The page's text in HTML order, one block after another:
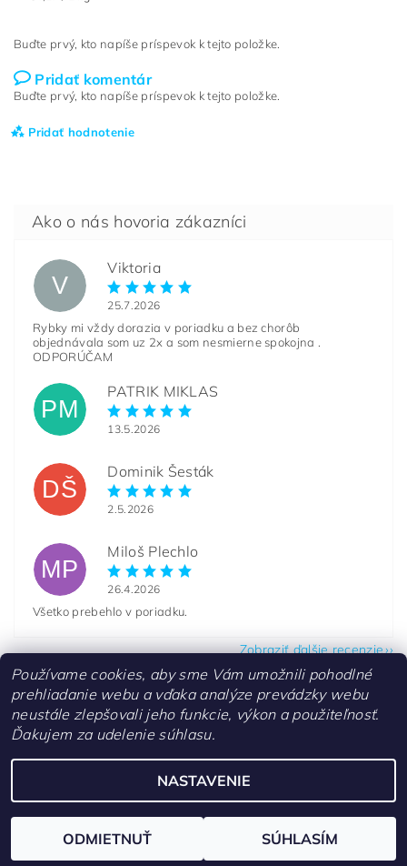
Buďte prvý, kto napíše príspevok k tejto položke.
Pridať komentár
Buďte prvý, kto napíše príspevok k tejto položke.
Pridať hodnotenie
V
Viktoria
25.7.2026
Rybky mi vždy dorazia v poriadku a bez chorôb
objednávala som uz 2x a som nesmierne spokojna .
ODPORÚČAM
PM
PATRIK MIKLAS
13.5.2026
DŠ
Dominik Šesták
2.5.2026
MP
Miloš Plechlo
26.4.2026
Všetko prebehlo v poriadku.
Zobraziť ďalšie recenzie
Kontakty
2026 ©aquascaperi.sk, všetky práva vyhradenéUpraviť nastavenie cookies
Používame cookies, aby sme Vám umožnili pohodlné
prehliadanie webu a vďaka analýze prevádzky webu
neustále zlepšovali jeho funkcie, výkon a použiteľnosť.
Ďakujem za udelenie súhlasu.
NASTAVENIE
ODMIETNUŤ SÚHLASÍM